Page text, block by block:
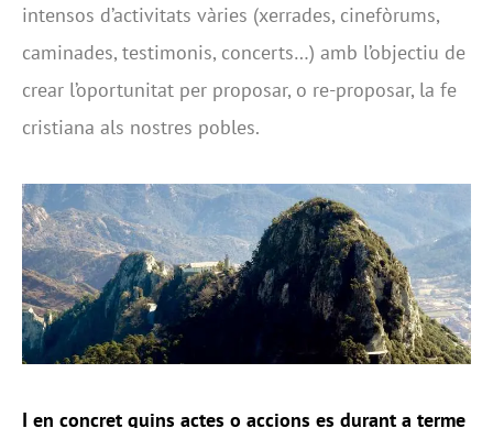
intensos d’activitats vàries (xerrades, cinefòrums,
caminades, testimonis, concerts…) amb l’objectiu de
crear l’oportunitat per proposar, o re-proposar, la fe
cristiana als nostres pobles.
I en concret quins actes o accions es durant a terme